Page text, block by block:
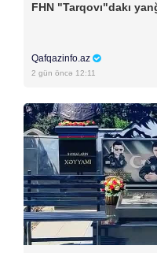
FHN "Tarqovı"dakı
Qafqazinfo.az
2 gün öncə 12:11